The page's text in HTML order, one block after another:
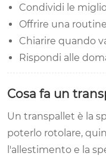
Condividi le
Offrire una
Chiarire quando
Rispondi alle
Cosa fa un
Un transpallet è la
poterlo rotolare,
l'allestimento e la